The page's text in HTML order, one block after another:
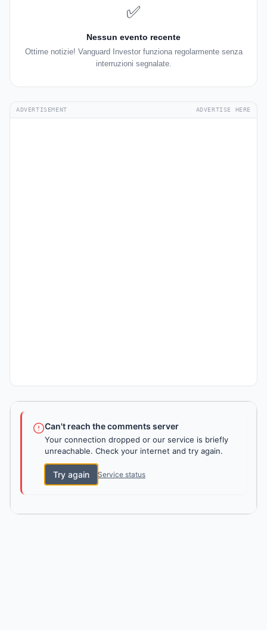
✅
Nessun evento recente
Ottime notizie! Vanguard Investor funziona regolarmente senza
interruzioni segnalate.
ADVERTISEMENT ADVERTISE HERE
Can't reach the comments server
Your connection dropped or our service is briefly
unreachable. Check your internet and try again.
Try again Service status